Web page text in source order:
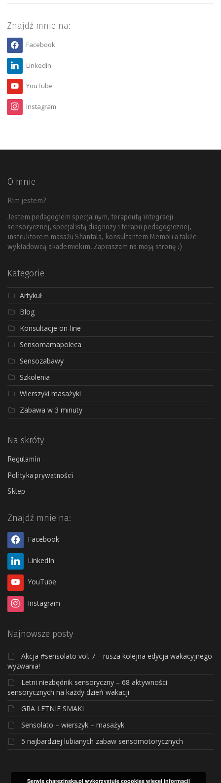
Znajdź mnie na:
Facebook
LinkedIn
YouTube
Instagram
O mnie
Kim jestem?
Jestem pedagogiem specjalnym, terapeutą integracji
sensorycznej, specjalistą diagnozy i terapii pedagogicznej,
instruktorem masażu Shantala, konsultantem Memoli a także
wykładowcą akademickim. Zapraszam na moją stronę :)
Kategorie
Artykuł
Blog
Konsultacje on-line
Sensomamapoleca
Sensozabawy
Szkolenia
Wierszyki masażyki
Zabawa w 3 minuty
Na skróty
Regulamin
Polityka prywatności
Sklep
Znajdź mnie na:
Facebook
LinkedIn
YouTube
Instagram
Najnowsze posty
Akcja #sensolato vol. 7 – rusza kolejna edycja wakacyjnego
wyzwania!
Letni niezbędnik sensoryczny – 68 aktywności
sensorycznych na każdy dzień wakacji
GRA LETNIE SMAKI
Sensolato – wierszyk – masażyk
5 najbardziej lubianych zabaw sensomotorycznych
Serwis charezinska.pl wykorzystuje coookieswięcej informacji